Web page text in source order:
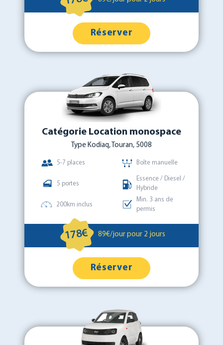
Réserver
Catégorie Location monospace
Type Kodiaq, Touran, 5008
5-7 places Boîte manuelle
5 portes
Essence / Diesel /
Hybride
200km inclus
Min. 3 ans de
permis
178€ 89€/jour pour 2 jours
Réserver